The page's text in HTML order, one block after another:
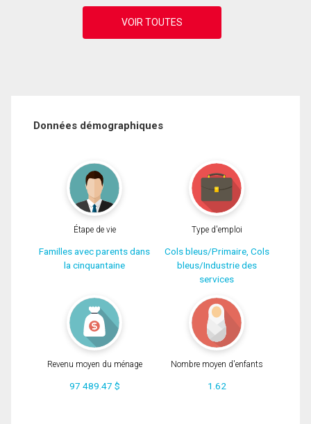
Données démographiques
Étape de vie
Familles avec parents dans
la cinquantaine
Type d'emploi
Cols bleus/Primaire, Cols
bleus/Industrie des
services
Revenu moyen du ménage
97 489.47 $
Nombre moyen d'enfants
1.62